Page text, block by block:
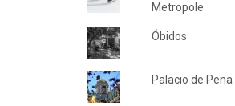
Metropole
Óbidos
Palacio de Pena